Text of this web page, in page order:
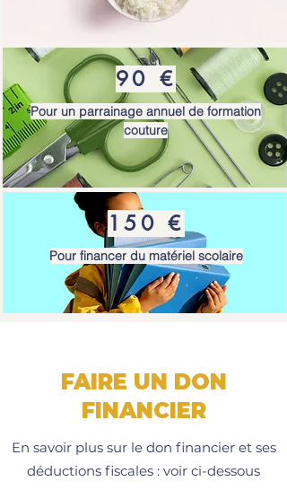
90 €
Pour un parrainage annuel de formation
couture
150 €
Pour financer du matériel scolaire
FAIRE UN DON
FINANCIER
En savoir plus sur le don financier et ses
déductions fiscales : voir ci-dessous